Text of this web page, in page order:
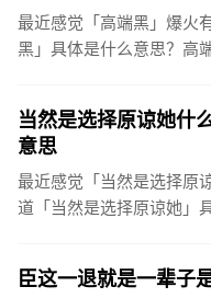
最近感觉「高端黑」爆火
黑」具体是什么意思？高
当然是选择原谅她什
意思
最近感觉「当然是选择原
道「当然是选择原谅她」
臣这一退就是一辈子